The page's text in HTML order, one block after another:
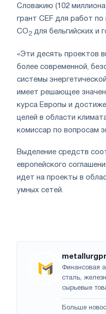
Словакию (102
грант CEF для работ
CO2 для бельгийских и
«Эти десять проектов
более современной,
системы
имеет решающее
курса Европы и
целей в области
комиссар по вопросам
Выделение средств
европейского
идет на проекты в
умных сетей.
Финансовая
сталь,
сырьевые
Больше